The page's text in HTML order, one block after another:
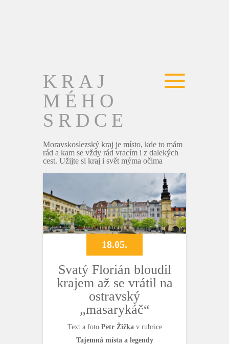
KRAJ
MÉHO
SRDCE
Moravskoslezský kraj je místo, kde to mám
rád a kam se vždy rád vracím i z dalekých
cest. Užijte si kraj i svět mýma očima
18.05.
Svatý Florián bloudil
krajem až se vrátil na
ostravský
„masarykáč“
Text a foto Petr Žižkav rubrice
Tajemná místa a legendy